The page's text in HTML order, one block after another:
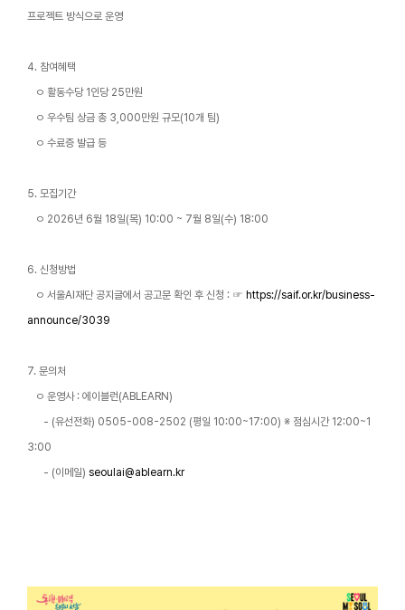
프로젝트 방식으로 운영
4. 참여혜택
ㅇ 활동수당 1인당 25만원
ㅇ 우수팀 상금 총 3,000만원 규모(10개 팀)
ㅇ 수료증 발급 등
5. 모집기간
ㅇ 2026년 6월 18일(목) 10:00 ~ 7월 8일(수) 18:00
6. 신청방법
ㅇ 서울AI재단 공지글에서 공고문 확인 후 신청 : ☞ https://saif.or.kr/business-
announce/3039
7. 문의처
ㅇ 운영사 : 에이블런(ABLEARN)
- (유선전화) 0505-008-2502 (평일 10:00~17:00) ※ 점심시간 12:00~1
3:00
- (이메일) seoulai@ablearn.kr